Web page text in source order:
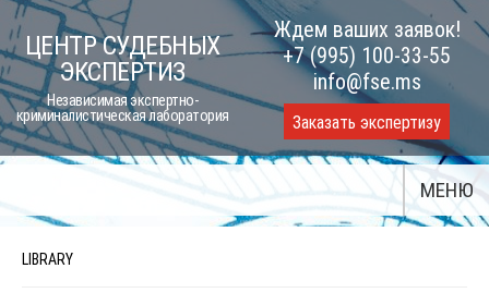
Skip
to
content
ЦЕНТР СУДЕБНЫХ
ЭКСПЕРТИЗ
Независимая экспертно-
криминалистическая лаборатория
Ждем ваших заявок!
+7 (995) 100-33-55
info@fse.ms
Заказать экспертизу
МЕНЮ
LIBRARY